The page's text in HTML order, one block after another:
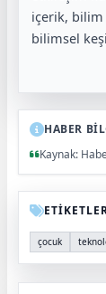
içerik, bilim
bilimsel
HABER
Kaynak:
çocuk